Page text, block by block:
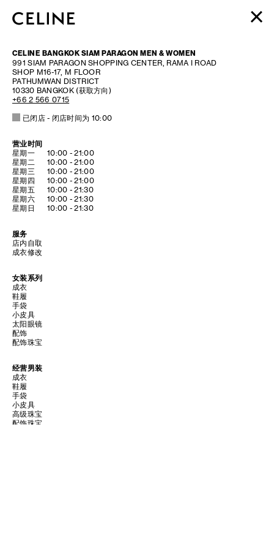
男士 - 即刻选购
高定香水 - 即刻选购
BEAUTÉ
购物袋 (0)
CELINE BANGKOK SIAM PARAGON MEN & WOMEN
991 SIAM PARAGON SHOPPING CENTER, RAMA I ROAD
SHOP M16-17, M FLOOR
PATHUMWAN DISTRICT
10330 BANGKOK (获取方向)
+66 2 566 0715
已闭店- 闭店时间为 10:00
营业时间
DAY OF THE WEEKHOURS
星期一 10:00 -21:00
星期二
10:00 -21:00
星期三
10:00 -21:00
星期四
10:00 -21:00
星期五
10:00 -21:30
星期六
10:00 -21:30
星期日
10:00 -21:30
服务
店内自取
成衣修改
女装系列
成衣
鞋履
手袋
小皮具
太阳眼镜
配饰
配饰珠宝
经营男装
成衣
鞋履
手袋
小皮具
高级珠宝
配饰珠宝